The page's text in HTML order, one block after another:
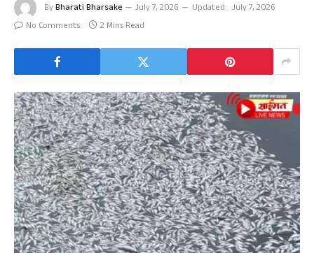
ByBharati Bharsake July 7, 2026 Updated: July 7, 2026
No Comments
2 Mins Read